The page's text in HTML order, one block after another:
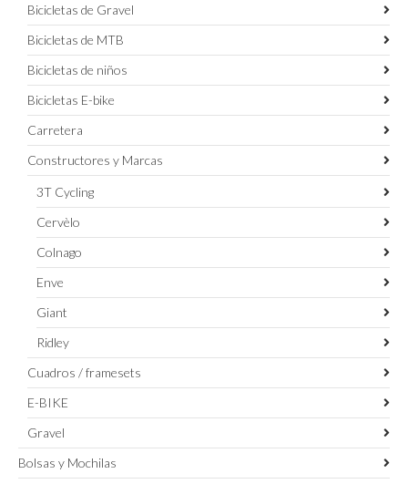
Bicicletas de Gravel
Bicicletas de MTB
Bicicletas de niños
Bicicletas E-bike
Carretera
Constructores y Marcas
3T Cycling
Cervèlo
Colnago
Enve
Giant
Ridley
Cuadros / framesets
E-BIKE
Gravel
Bolsas y Mochilas